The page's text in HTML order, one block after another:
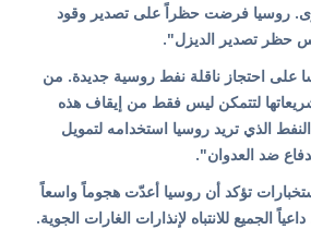
روسيا فرضت حظراً على تصدير وقود
حظر تصدير الديزل".
على احتجاز ناقلة نفط روسية جديدة. من
لتتمكن ليس فقط من إيقاف هذه
الذي تريد روسيا استخدامه لتمويل
ضد العدوان".
تؤكد أن روسيا أعدّت هجوماً واسعاً
الجميع للانتباه لإنذارات الغارات الجوية.